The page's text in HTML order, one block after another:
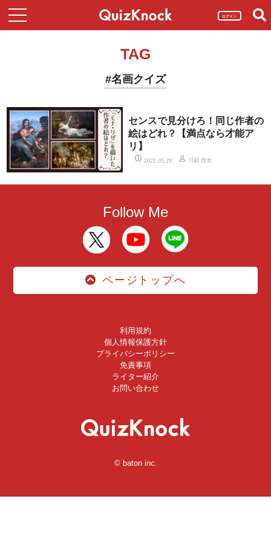
ログイン
TAG
#名画クイズ
センスで見分けろ！同じ作者の
絵はどれ？【満点なら才能ア
リ】
2022.05.29 川副 啓太
Follow Me
ページトップへ
利用規約
個人情報保護方針
プライバシーポリシー
免責事項
ライター紹介
お問い合わせ
© baton inc.